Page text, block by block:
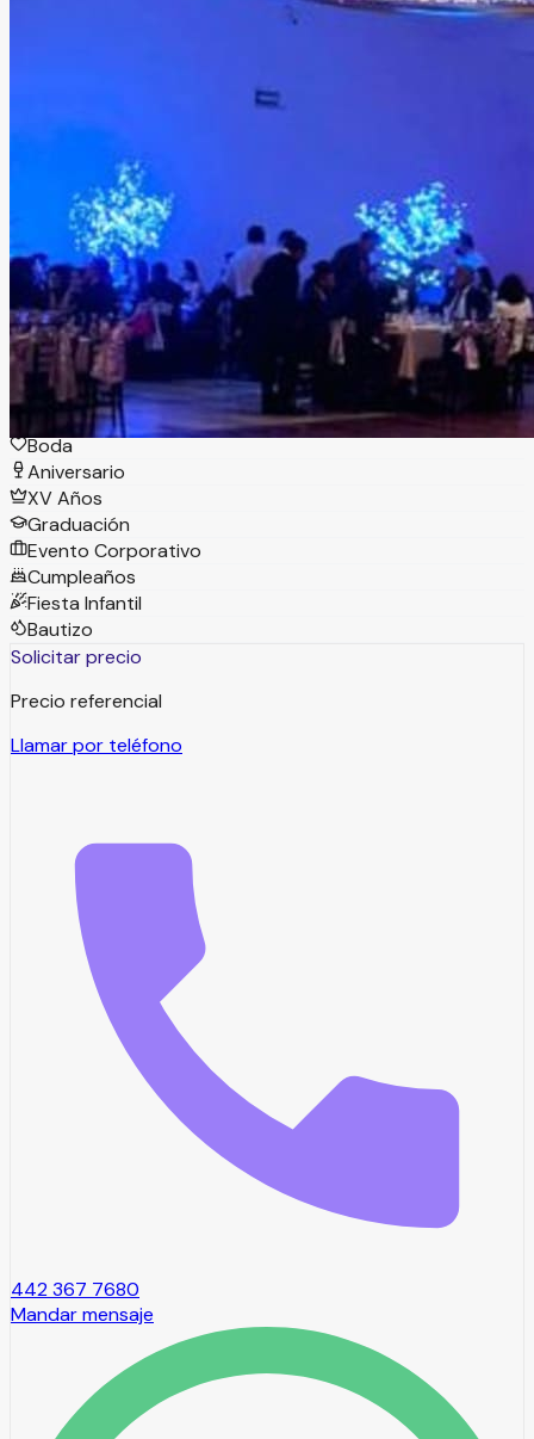
Salón de Fiestas El Cisne
Información
Salón con capacidad de 100 hasta 850 personas, cuentan
con más de 25 años de experiencia, ideal para eventos
sociales como XV años y Boda
Tipos de eventos
Boda
Aniversario
XV Años
Graduación
Evento Corporativo
Cumpleaños
Fiesta Infantil
Bautizo
Solicitar precio
Precio referencial
Llamar por teléfono
442 367 7680
Mandar mensaje